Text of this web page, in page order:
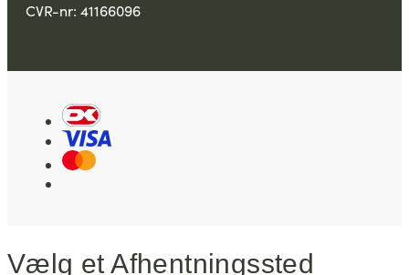
CVR-nr: 41166096
Vælg et Afhentningssted